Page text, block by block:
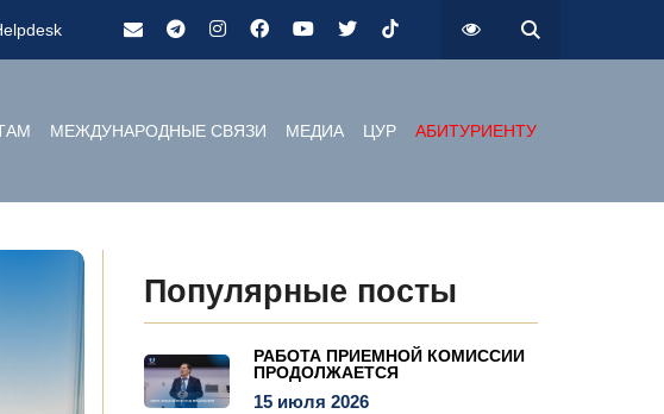
МЕЖДУНАРОДНЫЕ СВЯЗИ МЕДИА ЦУР АБИТУРИЕНТУ
Популярные посты
РАБОТА ПРИЕМНОЙ КОМИССИИ
ПРОДОЛЖАЕТСЯ
15 июля 2026